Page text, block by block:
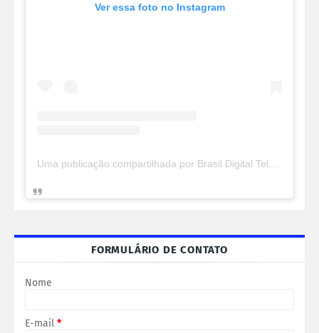
Ver essa foto no Instagram
Uma publicação compartilhada por Brasil Digital Telecom (@brasildigitaltelecom)
FORMULÁRIO DE CONTATO
Nome
E-mail *